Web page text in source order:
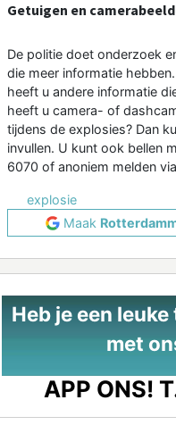
Getuigen en
De politie doet onderzoek
die meer informatie
heeft u andere informatie
heeft u camera- of
tijdens de explosies? Dan
invullen. U kunt ook bellen
6070 of anoniem melden
explosie
Maak
Heb je een
met
APP ONS!